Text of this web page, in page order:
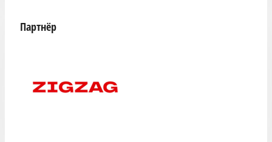
Партнёр